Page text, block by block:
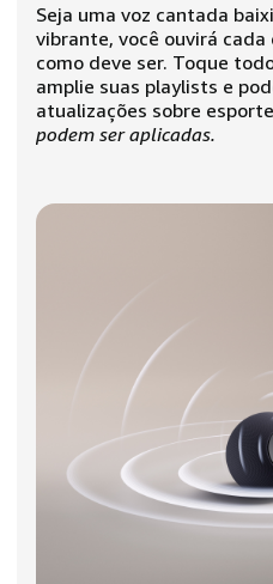
Seja uma voz cantada
vibrante, você ouvirá
como deve ser. Toque
amplie suas playlists e
atualizações sobre
podem ser aplicadas.